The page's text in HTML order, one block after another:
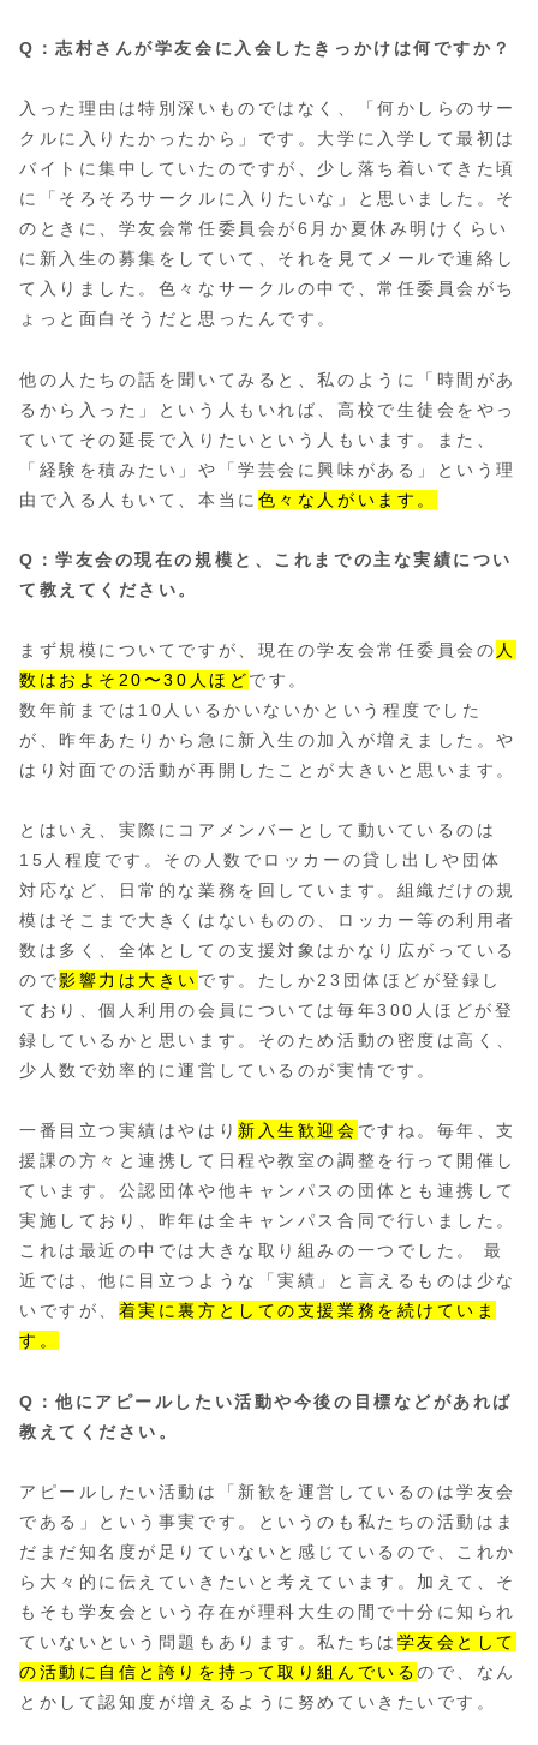
Q：志村さんが学友会に入会したきっかけは何ですか？
入った理由は特別深いものではなく、「何かしらのサー
クルに入りたかったから」です。大学に入学して最初は
バイトに集中していたのですが、少し落ち着いてきた頃
に「そろそろサークルに入りたいな」と思いました。そ
のときに、学友会常任委員会が6月か夏休み明けくらい
に新入生の募集をしていて、それを見てメールで連絡し
て入りました。色々なサークルの中で、常任委員会がち
ょっと面白そうだと思ったんです。
他の人たちの話を聞いてみると、私のように「時間があ
るから入った」という人もいれば、高校で生徒会をやっ
ていてその延長で入りたいという人もいます。また、
「経験を積みたい」や「学芸会に興味がある」という理
由で入る人もいて、本当に 色々な人がいます。
Q：学友会の現在の規模と、これまでの主な実績につい
て教えてください。
まず規模についてですが、現在の学友会常任委員会の 人
数はおよそ20〜30人ほどです。
数年前までは10人いるかいないかという程度でした
が、昨年あたりから急に新入生の加入が増えました。や
はり対面での活動が再開したことが大きいと思います。
とはいえ、実際にコアメンバーとして動いているのは
15人程度です。その人数でロッカーの貸し出しや団体
対応など、日常的な業務を回しています。組織だけの規
模はそこまで大きくはないものの、ロッカー等の利用者
数は多く、全体としての支援対象はかなり広がっている
ので影響力は大きい です。たしか23団体ほどが登録し
ており、個人利用の会員については毎年300人ほどが登
録しているかと思います。そのため活動の密度は高く、
少人数で効率的に運営しているのが実情です。
一番目立つ実績はやはり 新入生歓迎会 ですね。毎年、支
援課の方々と連携して日程や教室の調整を行って開催し
ています。公認団体や他キャンパスの団体とも連携して
実施しており、昨年は全キャンパス合同で行いました。
これは最近の中では大きな取り組みの一つでした。 最
近では、他に目立つような「実績」と言えるものは少な
いですが、 着実に裏方としての支援業務を続けていま
す。
Q：他にアピールしたい活動や今後の目標などがあれば
教えてください。
アピールしたい活動は「新歓を運営しているのは学友会
である」という事実です。というのも私たちの活動はま
だまだ知名度が足りていないと感じているので、これか
ら大々的に伝えていきたいと考えています。加えて、そ
もそも学友会という存在が理科大生の間で十分に知られ
ていないという問題もあります。私たちは 学友会として
の活動に自信と誇りを持って取り組んでいるので、なん
とかして認知度が増えるように努めていきたいです。